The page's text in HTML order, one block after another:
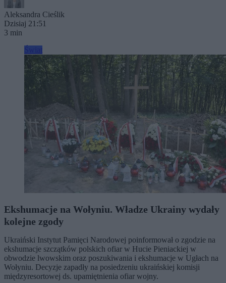
Aleksandra Cieślik
Dzisiaj 21:51
3 min
Ekshumacje na Wołyniu. Władze Ukrainy wydały
kolejne zgody
Ukraiński Instytut Pamięci Narodowej poinformował o zgodzie na
ekshumacje szczątków polskich ofiar w Hucie Pieniackiej w
obwodzie lwowskim oraz poszukiwania i ekshumacje w Ugłach na
Wołyniu. Decyzje zapadły na posiedzeniu ukraińskiej komisji
międzyresortowej ds. upamiętnienia ofiar wojny.